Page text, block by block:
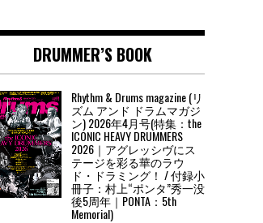
DRUMMER’S BOOK
Rhythm & Drums magazine (リ
ズム アンド ドラムマガジ
ン) 2026年4月号(特集：the
ICONIC HEAVY DRUMMERS
2026｜アグレッシヴにス
テージを彩る華のラウ
ド・ドラミング！ / 付録小
冊子：村上“ポンタ”秀一没
後5周年｜PONTA：5th
Memorial)